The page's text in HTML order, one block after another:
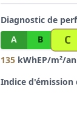
Diagnostic de
A B C
135kWhEP/m²/an
Indice d'émission